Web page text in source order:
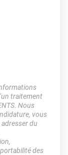
traitement
Nous
vous
du
des